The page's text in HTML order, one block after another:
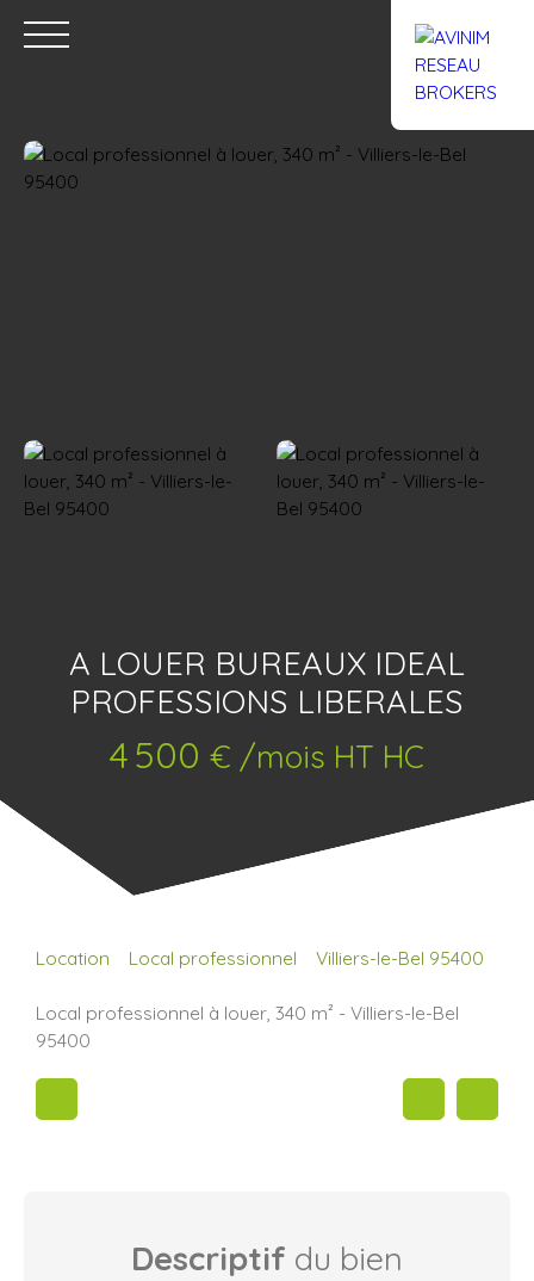
A LOUER BUREAUX IDEAL
PROFESSIONS LIBERALES
4 500 € /mois HT HC
Location Local professionnel Villiers-le-Bel 95400
Local professionnel à louer, 340 m² - Villiers-le-Bel
95400
Descriptif du bien